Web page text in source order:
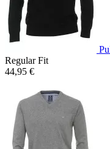
Regular Fit
44,95 €